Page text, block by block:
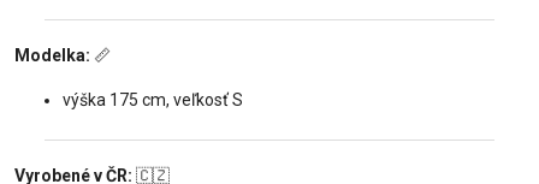
Modelka: 📏
výška 175 cm, veľkosť S
Vyrobené v ČR: 🇨🇿